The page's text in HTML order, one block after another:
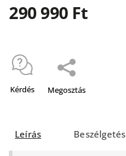
290 990 Ft
Kérdés Megosztás
Leírás Beszélgetés